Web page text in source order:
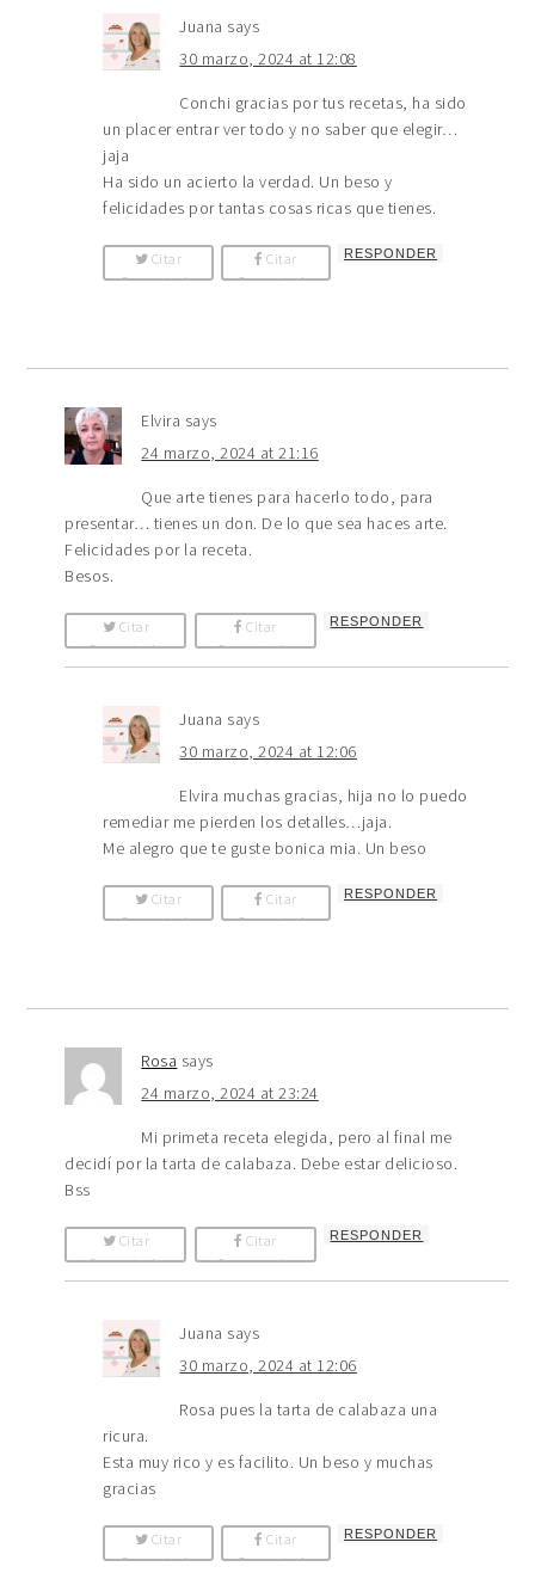
Juana says
30 marzo, 2024 at 12:08
Conchi gracias por tus recetas, ha sido
un placer entrar ver todo y no saber que elegir…
jaja
Ha sido un acierto la verdad. Un beso y
felicidades por tantas cosas ricas que tienes.
Citar
Comentario
Citar
Comentario
RESPONDER
Elvira says
24 marzo, 2024 at 21:16
Que arte tienes para hacerlo todo, para
presentar… tienes un don. De lo que sea haces arte.
Felicidades por la receta.
Besos.
Citar
Comentario
Citar
Comentario
RESPONDER
Juana says
30 marzo, 2024 at 12:06
Elvira muchas gracias, hija no lo puedo
remediar me pierden los detalles…jaja.
Me alegro que te guste bonica mia. Un beso
Citar
Comentario
Citar
Comentario
RESPONDER
Rosa says
24 marzo, 2024 at 23:24
Mi primeta receta elegida, pero al final me
decidí por la tarta de calabaza. Debe estar delicioso.
Bss
Citar
Comentario
Citar
Comentario
RESPONDER
Juana says
30 marzo, 2024 at 12:06
Rosa pues la tarta de calabaza una
ricura.
Esta muy rico y es facilito. Un beso y muchas
gracias
Citar
Comentario
Citar
Comentario
RESPONDER